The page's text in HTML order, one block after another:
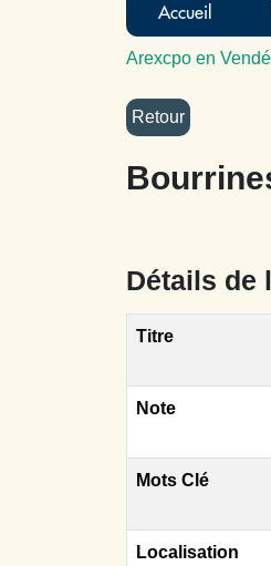
Accueil
Arexcpo en
Détails de
Titre
Note
Mots Clé
Localisation